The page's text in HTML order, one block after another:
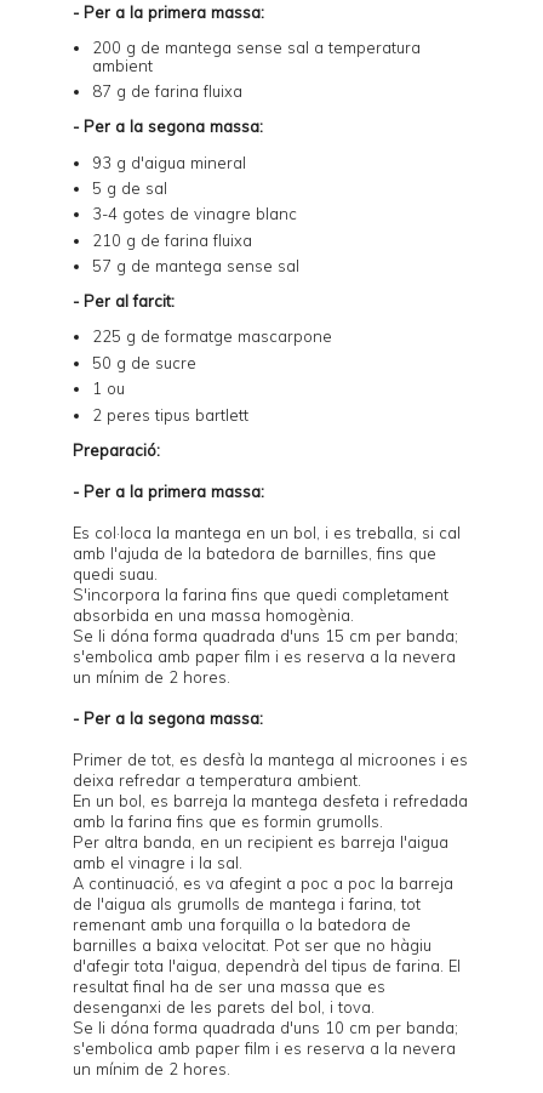
- Per a la primera massa:
200 g de mantega sense sal a temperatura
ambient
87 g de farina fluixa
- Per a la segona massa:
93 g d'aigua mineral
5 g de sal
3-4 gotes de vinagre blanc
210 g de farina fluixa
57 g de mantega sense sal
- Per al farcit:
225 g de formatge mascarpone
50 g de sucre
1 ou
2 peres tipus bartlett
Preparació:
- Per a la primera massa:
Es col·loca la mantega en un bol, i es treballa, si cal
amb l'ajuda de la batedora de barnilles, fins que
quedi suau.
S'incorpora la farina fins que quedi completament
absorbida en una massa homogènia.
Se li dóna forma quadrada d'uns 15 cm per banda;
s'embolica amb paper film i es reserva a la nevera
un mínim de 2 hores.
- Per a la segona massa:
Primer de tot, es desfà la mantega al microones i es
deixa refredar a temperatura ambient.
En un bol, es barreja la mantega desfeta i refredada
amb la farina fins que es formin grumolls.
Per altra banda, en un recipient es barreja l'aigua
amb el vinagre i la sal.
A continuació, es va afegint a poc a poc la barreja
de l'aigua als grumolls de mantega i farina, tot
remenant amb una forquilla o la batedora de
barnilles a baixa velocitat. Pot ser que no hàgiu
d'afegir tota l'aigua, dependrà del tipus de farina. El
resultat final ha de ser una massa que es
desenganxi de les parets del bol, i tova.
Se li dóna forma quadrada d'uns 10 cm per banda;
s'embolica amb paper film i es reserva a la nevera
un mínim de 2 hores.